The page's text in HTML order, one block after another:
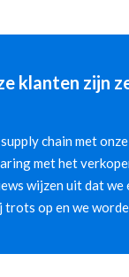
klanten zijn
chain met
met het
wijzen uit dat we
trots op en we